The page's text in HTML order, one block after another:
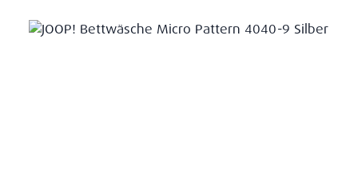
Bildergalerie überspringen